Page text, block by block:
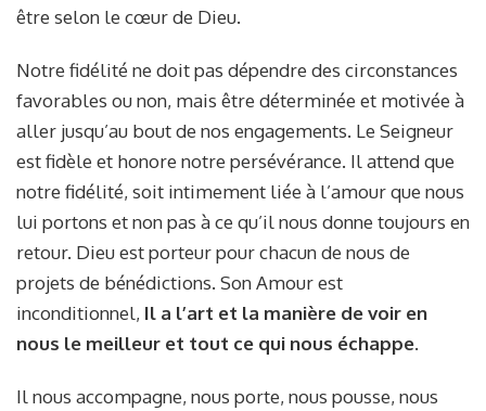
être selon le cœur de Dieu.
Notre fidélité ne doit pas dépendre des circonstances
favorables ou non, mais être déterminée et motivée à
aller jusqu’au bout de nos engagements. Le Seigneur
est fidèle et honore notre persévérance. Il attend que
notre fidélité, soit intimement liée à l’amour que nous
lui portons et non pas à ce qu’il nous donne toujours en
retour. Dieu est porteur pour chacun de nous de
projets de bénédictions. Son Amour est
inconditionnel, Il a l’art et la manière de voir en
nous le meilleur et tout ce qui nous échappe.
Il nous accompagne, nous porte, nous pousse, nous